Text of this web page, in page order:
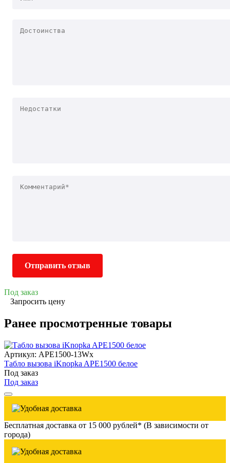
Отправить отзыв
Под заказ
Запросить цену
Ранее просмотренные товары
Артикул: APE1500-13Wx
Табло вызова iKnopka APE1500 белое
Под заказ
Под заказ
Бесплатная доставка от 15 000 рублей* (В зависимости от
города)